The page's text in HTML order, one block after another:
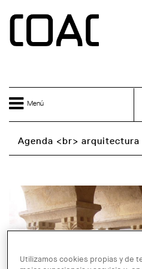
Menú
Agenda <br> arquitectura
Utilizamos cookies propias y de